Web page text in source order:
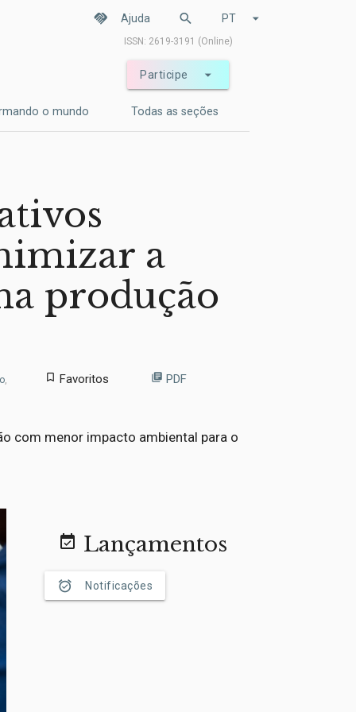
handshake Ajuda search arrow_drop_down
PT
ISSN: 2619-3191 (Online)
arrow_drop_down
Participe
o mundo Todas as seções
a
produção
, bookmark_border Favoritos library_books PDF
com menor impacto ambiental para o
event_available Lançamentos
alarm_on Notificações